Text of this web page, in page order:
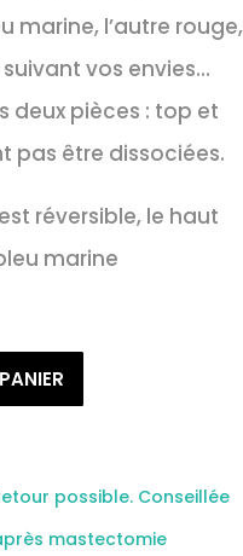
marine, l’autre rouge,
vos envies…
deux pièces : top et
pas être dissociées.
réversible, le haut
marine
possible. Conseillée
mastectomie